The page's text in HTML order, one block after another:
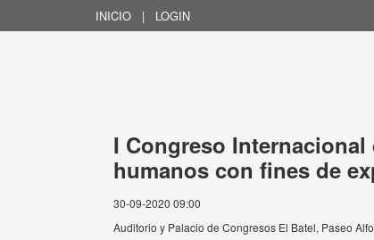
INICIO | LOGIN
I Congreso Internacional
humanos con fines de
30-09-2020 09:00
Auditorio y Palacio de Congresos El Batel, Paseo